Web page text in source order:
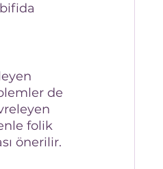
de
folik
önerilir.